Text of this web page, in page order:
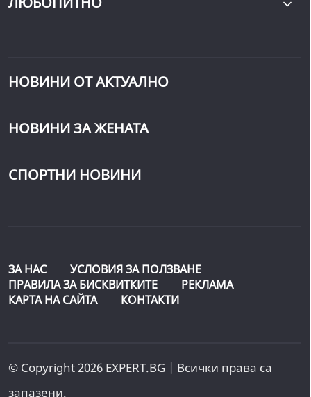
НОВИНИ ОТ АКТУАЛНО
НОВИНИ ЗА ЖЕНАТА
СПОРТНИ НОВИНИ
ЗА НАС
УСЛОВИЯ ЗА ПОЛЗВАНЕ
ПРАВИЛА ЗА БИСКВИТКИТЕ
РЕКЛАМА
КАРТА НА САЙТА
КОНТАКТИ
© Copyright 2026 EXPERT.BG | Всички права са
запазени.